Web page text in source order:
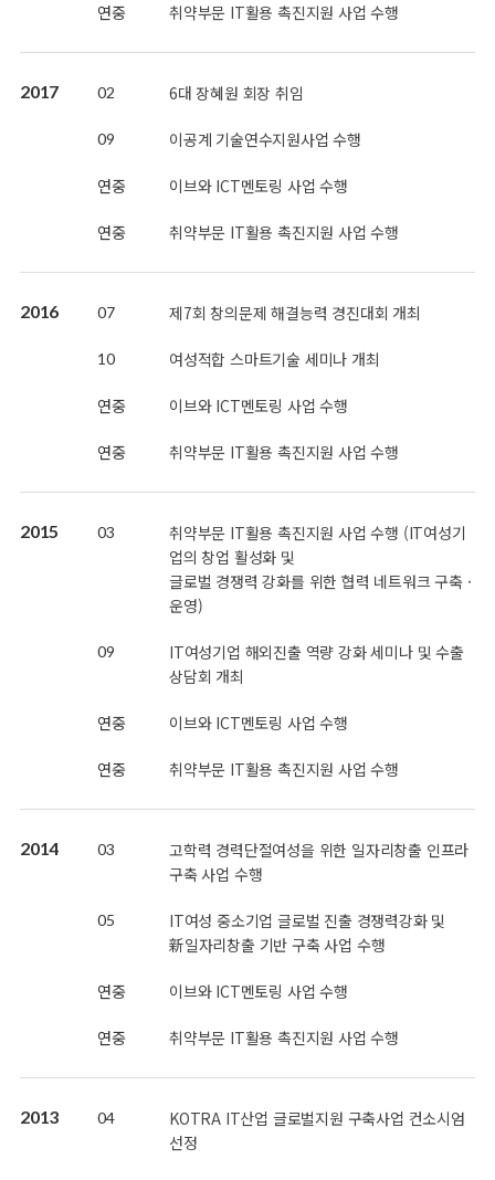
연중 취약부문 IT활용 촉진지원 사업 수행
2017 02 6대 장혜원 회장 취임
09 이공계 기술연수지원사업 수행
연중 이브와 ICT멘토링 사업 수행
연중 취약부문 IT활용 촉진지원 사업 수행
2016 07 제7회 창의문제 해결능력 경진대회 개최
10 여성적합 스마트기술 세미나 개최
연중 이브와 ICT멘토링 사업 수행
연중 취약부문 IT활용 촉진지원 사업 수행
2015 03
취약부문 IT활용 촉진지원 사업 수행 (IT여성기
업의 창업 활성화 및
글로벌 경쟁력 강화를 위한 협력 네트워크 구축 ·
운영)
09
IT여성기업 해외진출 역량 강화 세미나 및 수출
상담회 개최
연중 이브와 ICT멘토링 사업 수행
연중 취약부문 IT활용 촉진지원 사업 수행
2014 03
고학력 경력단절여성을 위한 일자리창출 인프라
구축 사업 수행
05
IT여성 중소기업 글로벌 진출 경쟁력강화 및
新일자리창출 기반 구축 사업 수행
연중 이브와 ICT멘토링 사업 수행
연중 취약부문 IT활용 촉진지원 사업 수행
2013 04
KOTRA IT산업 글로벌지원 구축사업 컨소시엄
선정